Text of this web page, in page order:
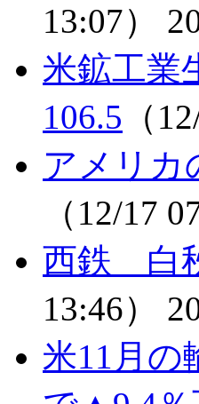
13:07）
米鉱工業
106.5 （
アメリ
（12/17
西鉄 白
13:46）
米11月